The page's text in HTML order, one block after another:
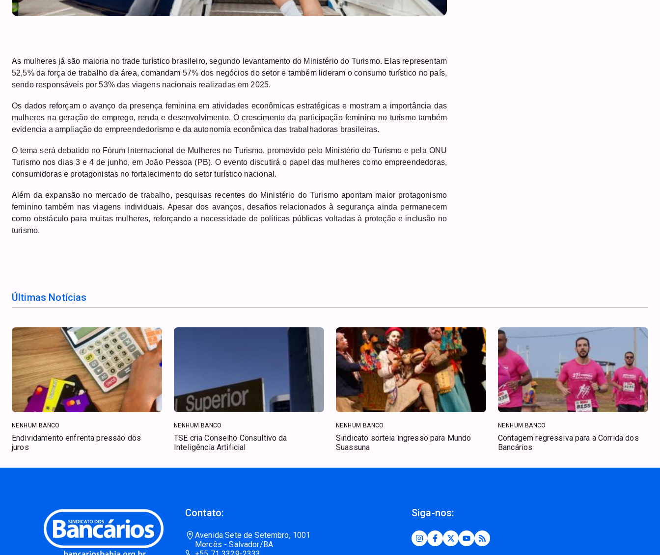
As mulheres já são maioria no trade turístico brasileiro, segundo levantamento do Ministério do Turismo. Elas representam
52,5% da força de trabalho da área, comandam 57% dos negócios do setor e também lideram o consumo turístico no país,
sendo responsáveis por 53% das viagens nacionais realizadas em 2025.
Os dados reforçam o avanço da presença feminina em atividades econômicas estratégicas e mostram a importância das
mulheres na geração de emprego, renda e desenvolvimento. O crescimento da participação feminina no turismo também
evidencia a ampliação do empreendedorismo e da autonomia econômica das trabalhadoras brasileiras.
O tema será debatido no Fórum Internacional de Mulheres no Turismo, promovido pelo Ministério do Turismo e pela ONU
Turismo nos dias 3 e 4 de junho, em João Pessoa (PB). O evento discutirá o papel das mulheres como empreendedoras,
consumidoras e protagonistas no fortalecimento do setor turístico nacional.
Além da expansão no mercado de trabalho, pesquisas recentes do Ministério do Turismo apontam maior protagonismo
feminino também nas viagens individuais. Apesar dos avanços, desafios relacionados à segurança ainda permanecem
como obstáculo para muitas mulheres, reforçando a necessidade de políticas públicas voltadas à proteção e inclusão no
turismo.
Últimas Notícias
NENHUM BANCO
Endividamento enfrenta pressão dos
juros
NENHUM BANCO
TSE cria Conselho Consultivo da
Inteligência Artificial
NENHUM BANCO
Sindicato sorteia ingresso para Mundo
Suassuna
NENHUM BANCO
Contagem regressiva para a Corrida dos
Bancários
Contato:
Avenida Sete de Setembro, 1001
Mercês - Salvador/BA
Siga-nos: